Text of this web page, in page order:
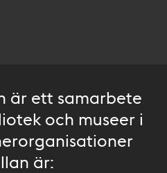
är ett samarbete
och museer i
är: